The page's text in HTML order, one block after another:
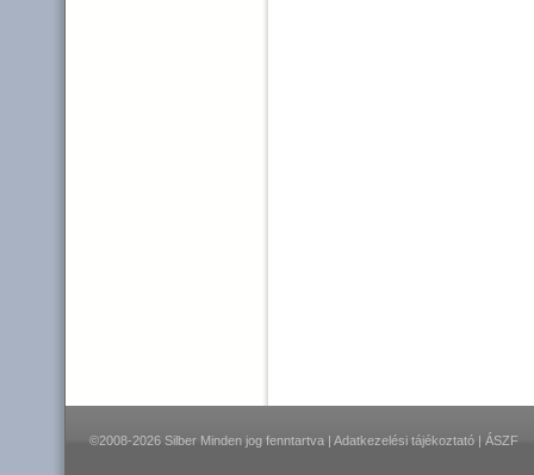
©2008-2026 Silber Minden jog fenntartva | Adatkezelési tájékoztató| ÁSZF